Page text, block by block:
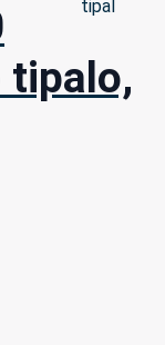
tipalo,